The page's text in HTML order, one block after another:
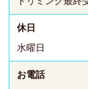
休日
水曜日
お電話